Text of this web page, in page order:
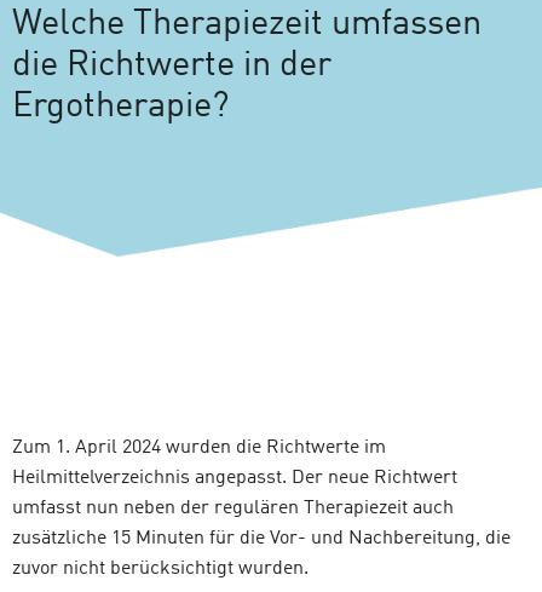
Welche Therapiezeit umfassen
die Richtwerte in der
Ergotherapie?
Zum 1. April 2024 wurden die Richtwerte im
Heilmittelverzeichnis angepasst. Der neue Richtwert
umfasst nun neben der regulären Therapiezeit auch
zusätzliche 15 Minuten für die Vor- und Nachbereitung, die
zuvor nicht berücksichtigt wurden.